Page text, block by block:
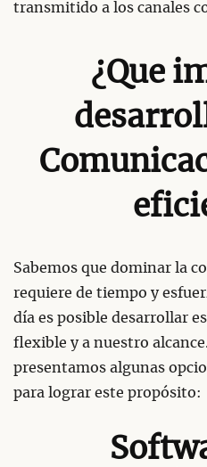
transmitido a los canales
¿Que
Sabemos que dominar la
requiere de tiempo y
día es posible desarrollar
flexible y a nuestro
presentamos algunas
para lograr este propósito: